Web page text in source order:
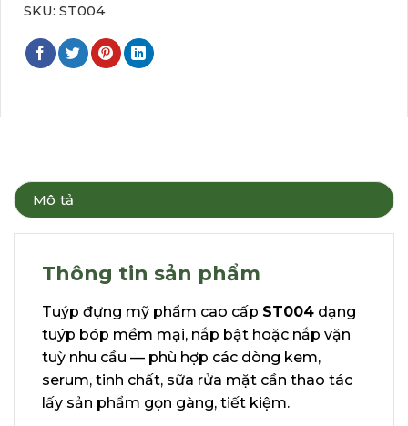
SKU: ST004
Mô tả
Thông tin sản phẩm
Tuýp đựng mỹ phẩm cao cấp ST004 dạng
tuýp bóp mềm mại, nắp bật hoặc nắp vặn
tuỳ nhu cầu — phù hợp các dòng kem,
serum, tinh chất, sữa rửa mặt cần thao tác
lấy sản phẩm gọn gàng, tiết kiệm.